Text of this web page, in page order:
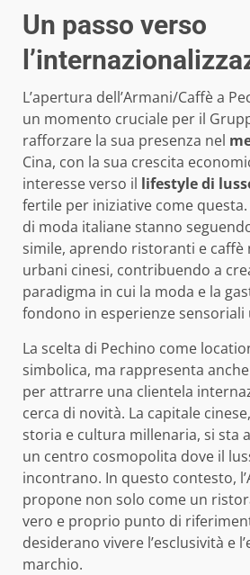
Un passo verso
L’apertura dell’Armani/Caffè a
un momento cruciale per il
rafforzare la sua presenza nel
Cina, con la sua crescita
interesse verso il lifestyle di
fertile per iniziative come
di moda italiane stanno
simile, aprendo ristoranti e caffè
urbani cinesi, contribuendo a
paradigma in cui la moda e la
fondono in esperienze sensoriali
La scelta di Pechino come
simbolica, ma rappresenta
per attrarre una clientela
cerca di novità. La capitale
storia e cultura millenaria, si sta
un centro cosmopolita dove il
incontrano. In questo contesto,
propone non solo come un
vero e proprio punto di
desiderano vivere l’esclusività e
marchio.